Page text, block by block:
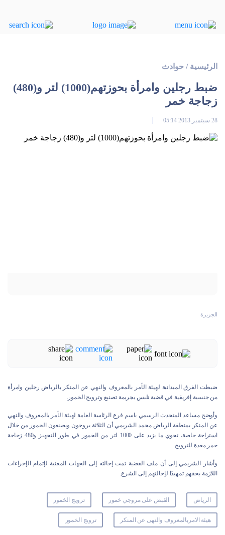
الرئيسية / حوادث
ضبط رجلين وامرأة بحوزتهم(1000) لتر و(480)
زجاجة خمر
28 سبتمبر 2013 05:14
الجزيرة
ضبطت الفرق الميدانية لهيئة الأمر بالمعروف والنهي عن المنكر بالرياض رجلين وامرأة
من جنسية إفريقية في قضية تلبس بجريمة تصنيع وترويج الخمور.
وأوضح مساعد المتحدث الرسمي باسم فرع الرئاسة العامة لهيئة الأمر بالمعروف والنهي
عن المنكر بمنطقة الرياض محمد الشريمي أن الثلاثة يروجون ويصنعون الخمور من خلال
استراحة خاصة، تحوي ما يزيد على 1000 لتر من الخمور في طور التجهيز و480 زجاجة
خمر معدة للترويج.
وأشار الشريمي إلى أن ملف القضية تمت إحالته إلى الجهات المعنية لإتمام الإجراءات
اللازمة بحقهم تمهيدًا لإحالتهم إلى الشرع.
الرياض القبض على مروجي خمور ترويج الخمور
هيئة الامربالمعروف والنهى عن المنكر ترويج الخمور